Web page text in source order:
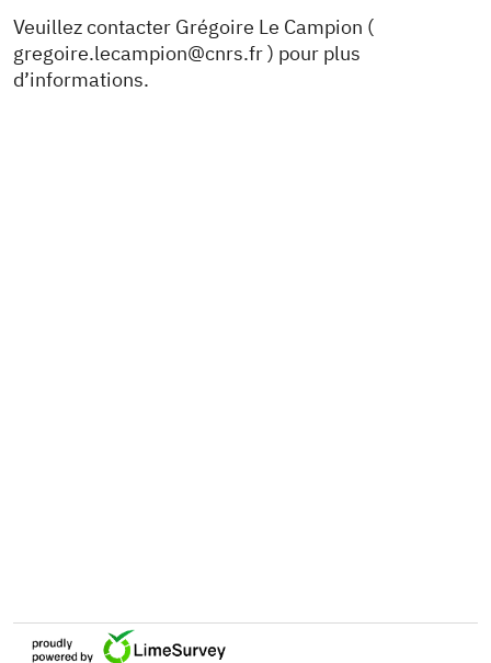
Veuillez contacter Grégoire Le Campion (
gregoire.lecampion@cnrs.fr ) pour plus
d’informations.